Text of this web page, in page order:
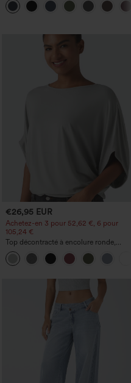
liftantes pour le fessier, maintien gainant
du ventre et poche
€26,95 EUR
Achetez-en 3 pour 52,62 €, 6 pour
105,24 €
Top décontracté à encolure ronde,
manches chauve-souris et coupe ample